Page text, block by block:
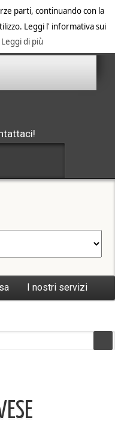
parti, continuando con la
Leggi l' informativa sui
Leggi di più
I nostri servizi